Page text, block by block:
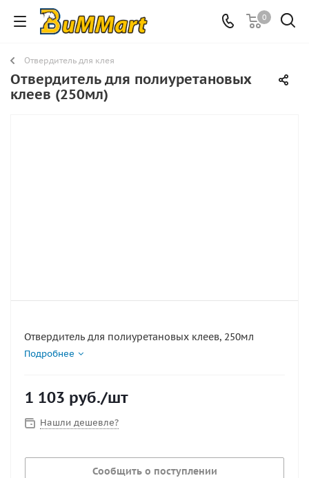
0
Отвердитель для клея
Отвердитель для полиуретановых
клеев (250мл)
Отвердитель для полиуретановых клеев, 250мл
Подробнее
1 103 руб./шт
Нашли дешевле?
Сообщить о поступлении